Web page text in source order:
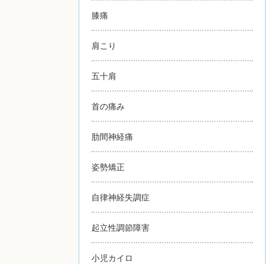
膝痛
肩こり
五十肩
首の痛み
肋間神経痛
姿勢矯正
自律神経失調症
起立性調節障害
小児カイロ